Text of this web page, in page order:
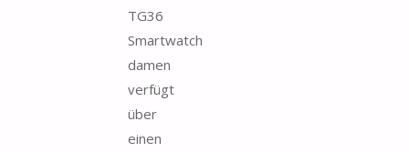
TG36
Smartwatch
damen
verfügt
über
einen